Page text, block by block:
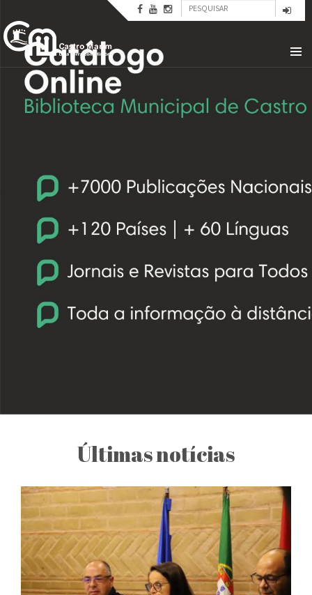
para
o
conteúdo
principal
Formulário
Pesquisar
Últimas notícias